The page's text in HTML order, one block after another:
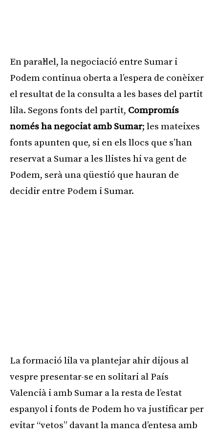
En paral·lel, la negociació entre Sumar i
Podem continua oberta a l’espera de conèixer
el resultat de la consulta a les bases del partit
lila. Segons fonts del partit, Compromís
només ha negociat amb Sumar; les mateixes
fonts apunten que, si en els llocs que s’han
reservat a Sumar a les llistes hi va gent de
Podem, serà una qüestió que hauran de
decidir entre Podem i Sumar.
La formació lila va plantejar ahir dijous al
vespre presentar-se en solitari al País
Valencià i amb Sumar a la resta de l’estat
espanyol i fonts de Podem ho va justificar per
evitar “vetos” davant la manca d’entesa amb